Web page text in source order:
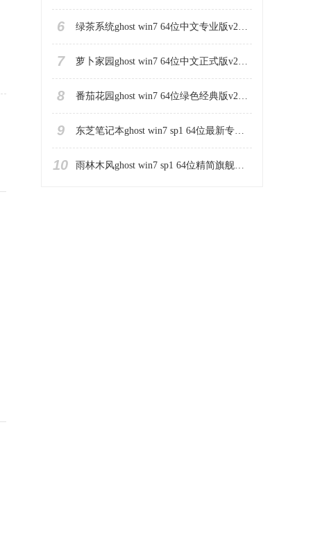
6 绿茶系统ghost win7 64位中文专业版v2023.06
7 萝卜家园ghost win7 64位中文正式版v2023.06
8 番茄花园ghost win7 64位绿色经典版v2023.06
9 东芝笔记本ghost win7 sp1 64位最新专业版下载v2023.06
10 雨林木风ghost win7 sp1 64位精简旗舰版v2023.06